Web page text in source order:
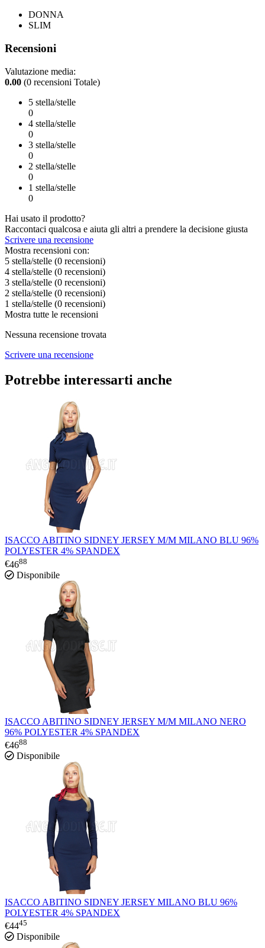
DONNA
SLIM
Recensioni
Valutazione media:
0.00 (0 recensioni Totale)
5 stella/stelle
0
4 stella/stelle
0
3 stella/stelle
0
2 stella/stelle
0
1 stella/stelle
0
Hai usato il prodotto?
Raccontaci qualcosa e aiuta gli altri a prendere la decisione giusta
Scrivere una recensione
Mostra recensioni con:
5 stella/stelle (0 recensioni)
4 stella/stelle (0 recensioni)
3 stella/stelle (0 recensioni)
2 stella/stelle (0 recensioni)
1 stella/stelle (0 recensioni)
Mostra tutte le recensioni
Nessuna recensione trovata
Scrivere una recensione
Potrebbe interessarti anche
ISACCO ABITINO SIDNEY JERSEY M/M MILANO BLU 96%
POLYESTER 4% SPANDEX
€4688
Disponibile
ISACCO ABITINO SIDNEY JERSEY M/M MILANO NERO
96% POLYESTER 4% SPANDEX
€4688
Disponibile
ISACCO ABITINO SIDNEY JERSEY MILANO BLU 96%
POLYESTER 4% SPANDEX
€4445
Disponibile